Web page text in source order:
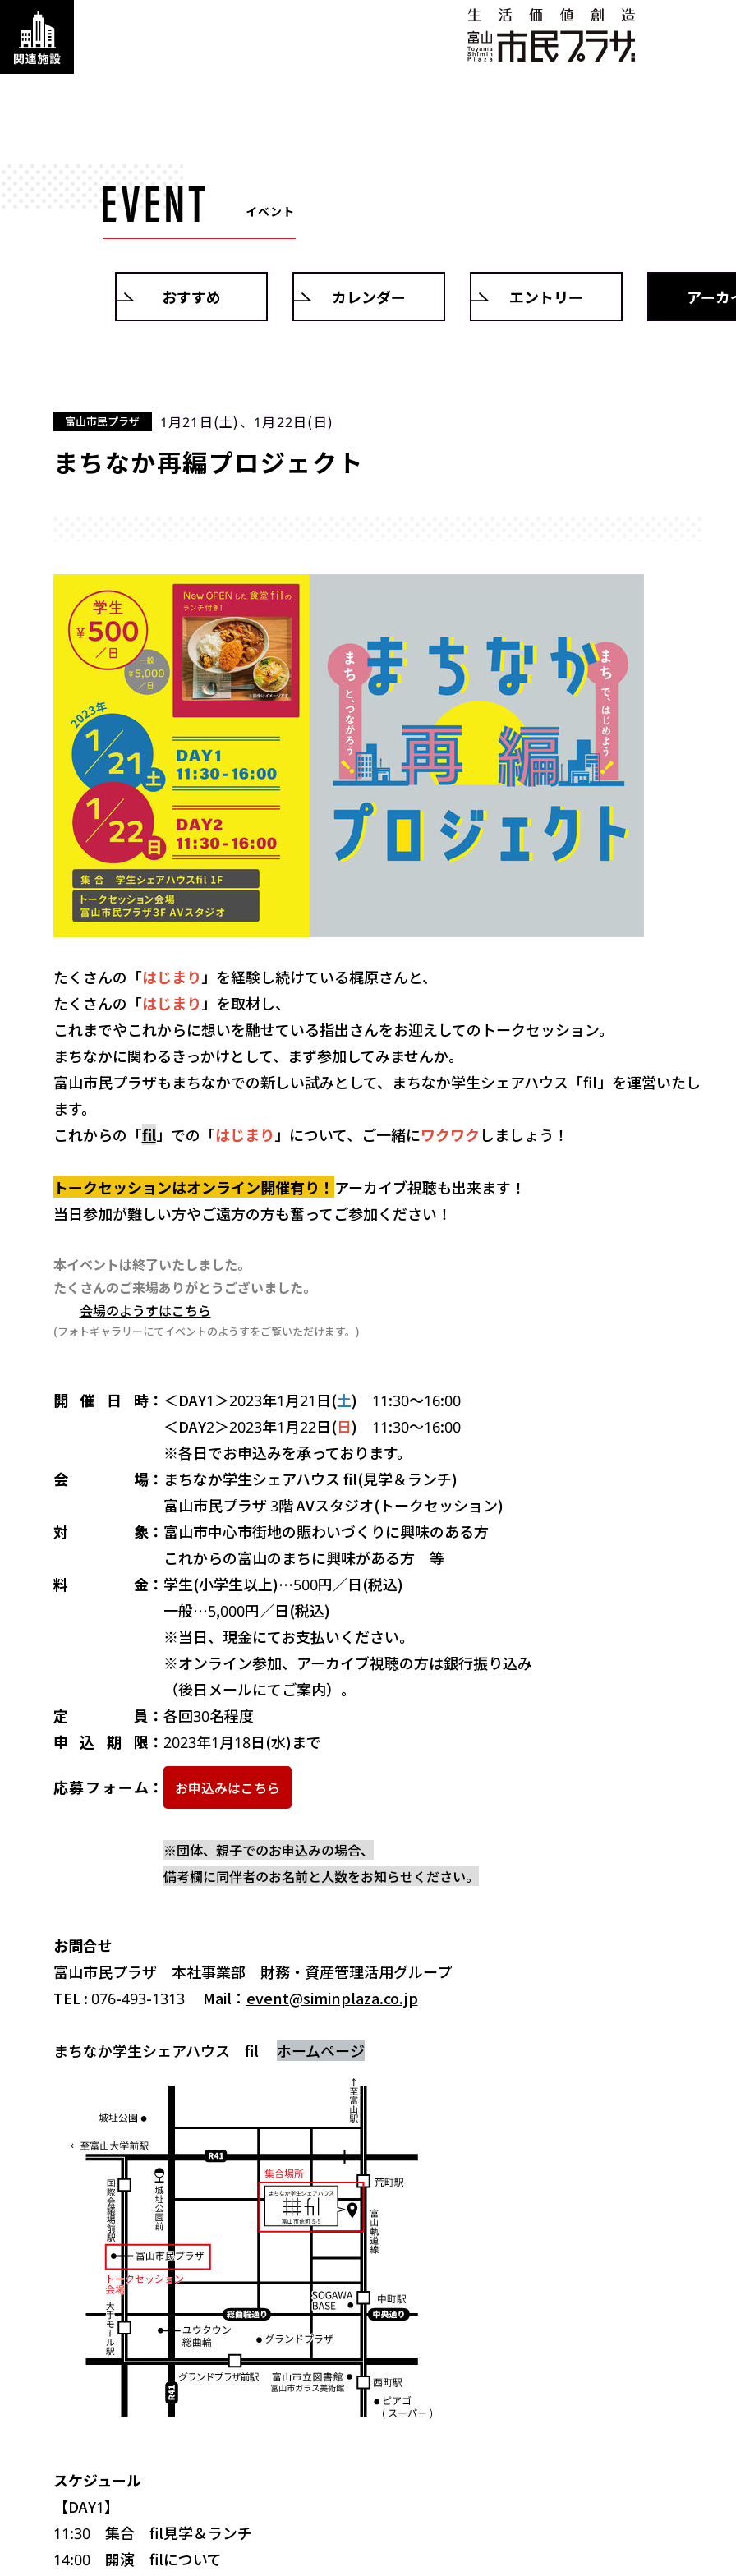
イベント
おすすめ カレンダー エントリー アーカ
まちなか再編プロジェクト
富山市民プラザ 1月21日(土)、1月22日(日)
たくさんの「はじまり」を経験し続けている梶原さんと、
たくさんの「はじまり」を取材し、
これまでやこれからに想いを馳せている指出さんをお迎えしてのトークセッション。
まちなかに関わるきっかけとして、まず参加してみませんか。
富山市民プラザもまちなかでの新しい試みとして、まちなか学生シェアハウス「fil」を運営いたし
ます。
これからの「fil」での「はじまり」について、ご一緒にワクワク しましょう！
トークセッションはオンライン開催有り！ アーカイブ視聴も出来ます！
当日参加が難しい方やご遠方の方も奮ってご参加ください！
本イベントは終了いたしました。
たくさんのご来場ありがとうございました。
会場のようすはこちら
(フォトギャラリーにてイベントのようすをご覧いただけます。)
開催日時： ＜DAY1＞2023年1月21日(土) 11:30～16:00
＜DAY2＞2023年1月22日(日) 11:30～16:00
※各日でお申込みを承っております。
会場： まちなか学生シェアハウス fil(見学＆ランチ)
富山市民プラザ 3階 AVスタジオ(トークセッション)
対象： 富山市中心市街地の賑わいづくりに興味のある方
これからの富山のまちに興味がある方 等
料金： 学生(小学生以上)…500円／日(税込)
一般…5,000円／日(税込)
※当日、現金にてお支払いください。
※オンライン参加、アーカイブ視聴の方は銀行振り込み
（後日メールにてご案内）。
定員 ： 各回30名程度
申込期限 ： 2023年1月18日(水)まで
応募フォーム ： お申込みはこちら
※団体、親子でのお申込みの場合、
備考欄に同伴者のお名前と人数をお知らせください。
お問合せ
富山市民プラザ 本社事業部 財務・資産管理活用グループ
TEL : 076-493-1313 Mail： event@siminplaza.co.jp
まちなか学生シェアハウス fil ホームページ
スケジュール
【DAY1】
11:30
集合 fil見学＆ランチ
14:00
開演 ﬁlについて